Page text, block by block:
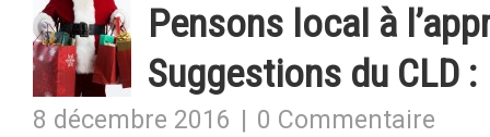
Pensons local à
Suggestions du CLD :
8 décembre 2016 0 Commentaire